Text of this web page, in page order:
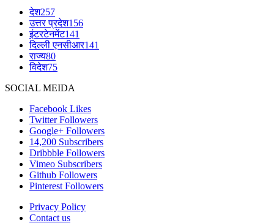
देश257
उत्तर प्रदेश156
इंटरटेनमेंट141
दिल्ली एनसीआर141
राज्य80
विदेश75
SOCIAL MEIDA
Facebook Likes
Twitter Followers
Google+ Followers
14,200 Subscribers
Dribbble Followers
Vimeo Subscribers
Github Followers
Pinterest Followers
Privacy Policy
Contact us